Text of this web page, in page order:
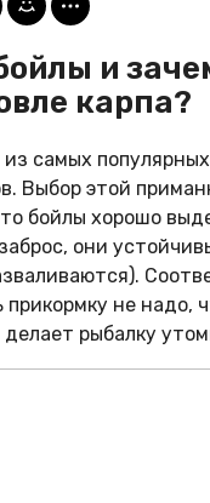
и
карпа?
из самых
Выбор этой
бойлы хорошо
они
не надо,
рыбалку